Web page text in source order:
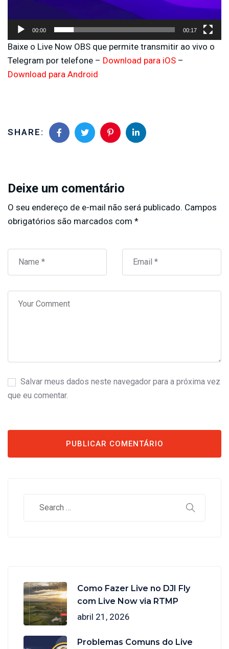
00:00 00:17
Baixe o Live Now OBS que permite transmitir ao vivo o
Telegram por telefone – Download para iOS –
Download para Android
SHARE:
Deixe um comentário
O seu endereço de e-mail não será publicado. Campos
obrigatórios são marcados com *
Salvar meus dados neste navegador para a próxima vez
que eu comentar.
Como Fazer Live no DJI Fly
com Live Now via RTMP
abril 21, 2026
Problemas Comuns do Live